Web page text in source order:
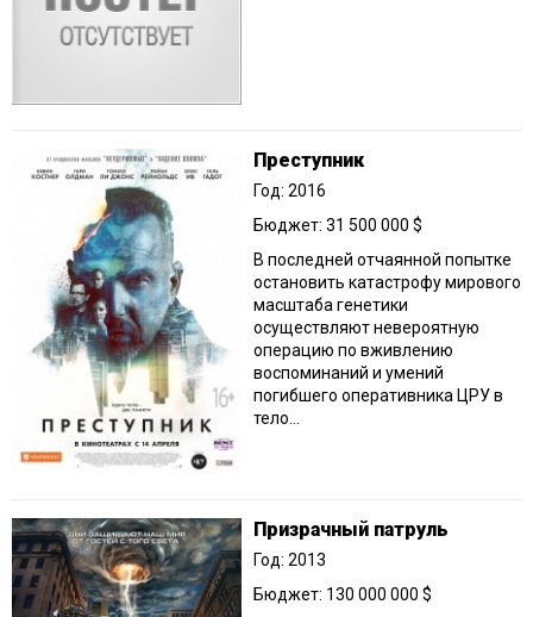
Преступник
Год: 2016
Бюджет: 31 500 000 $
В последней отчаянной попытке
остановить катастрофу мирового
масштаба генетики
осуществляют невероятную
операцию по вживлению
воспоминаний и умений
погибшего оперативника ЦРУ в
тело...
Призрачный патруль
Год: 2013
Бюджет: 130 000 000 $